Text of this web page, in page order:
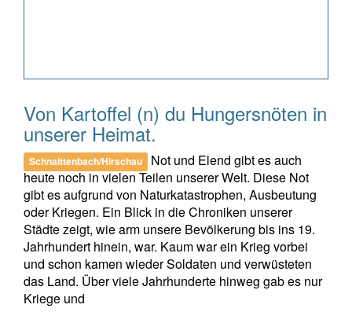
Von Kartoffel (n) du Hungersnöten in
unserer Heimat.
Schnaittenbach/Hirschau
Not und Elend gibt es auch
heute noch in vielen Teilen unserer Welt. Diese Not
gibt es aufgrund von Naturkatastrophen, Ausbeutung
oder Kriegen. Ein Blick in die Chroniken unserer
Städte zeigt, wie arm unsere Bevölkerung bis ins 19.
Jahrhundert hinein, war. Kaum war ein Krieg vorbei
und schon kamen wieder Soldaten und verwüsteten
das Land. Über viele Jahrhunderte hinweg gab es nur
Kriege und